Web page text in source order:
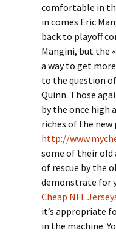
comfortable in
in comes Eric
back to playoff
Mangini, but the
a way to get
to the question
Quinn. Those
by the once high
riches of the new
http://
some of their old
of rescue by the
demonstrate for
Cheap NFL
it’s appropriate
in the machine.